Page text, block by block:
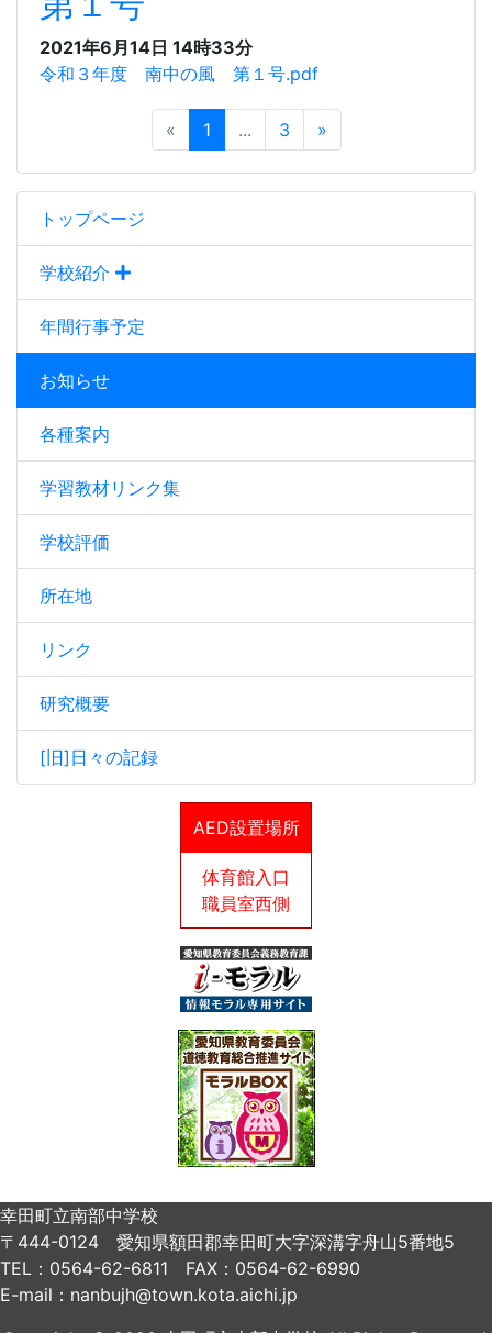
トップページ
学校紹介
年間行事予定
お知らせ
各種案内
学習教材リンク集
学校評価
所在地
リンク
研究概要
[旧]日々の記録
AED設置場所
体育館入口
職員室西側
2021年6月14日 14時33分
令和３年度 南中の風 第１号.pdf
« 1 ... 3 »
幸田町立南部中学校
〒444-0124 愛知県額田郡幸田町大字深溝字舟山5番地5
TEL：0564-62-6811 FAX：0564-62-6990
E-mail：nanbujh@town.kota.aichi.jp